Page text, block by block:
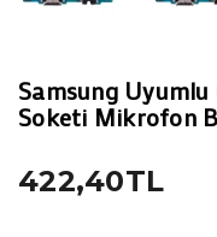
Samsung Uyumlu
Soketi Mikrofon
422,40TL